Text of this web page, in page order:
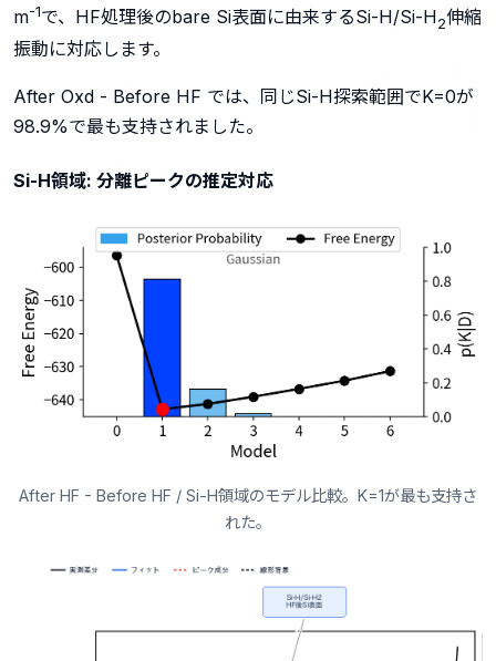
m-1で、HF処理後のbare Si表面に由来するSi-H/Si-H2伸縮
振動に対応します。
After Oxd - Before HF では、同じSi-H探索範囲でK=0が
98.9%で最も支持されました。
Si-H領域: 分離ピークの推定対応
After HF - Before HF / Si-H領域のモデル比較。K=1が最も支持さ
れた。